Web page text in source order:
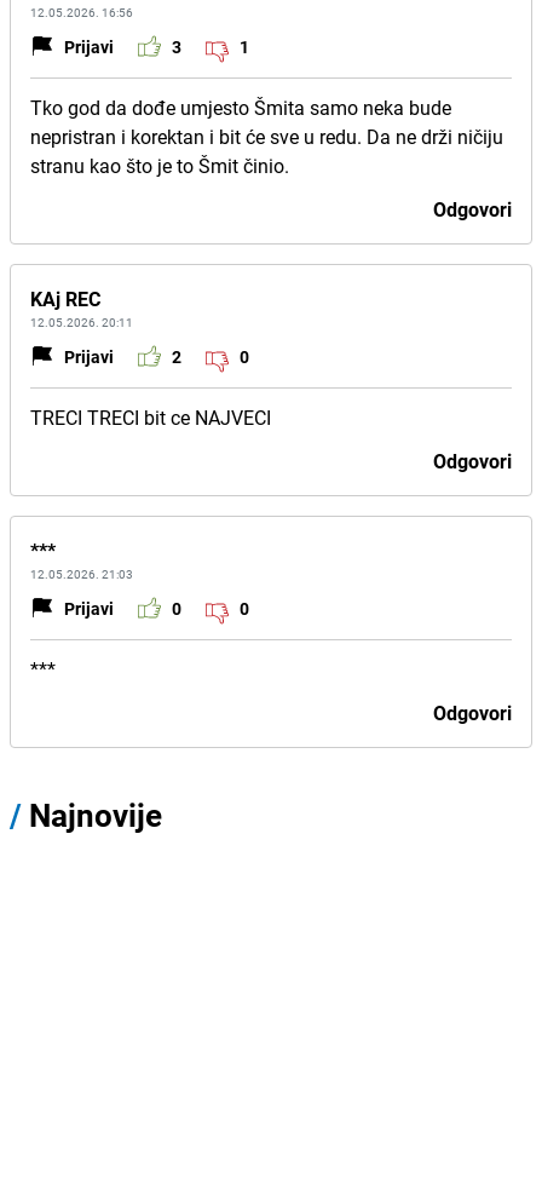
12.05.2026. 16:56
Prijavi 3 1
Tko god da dođe umjesto Šmita samo neka bude
nepristran i korektan i bit će sve u redu. Da ne drži ničiju
stranu kao što je to Šmit činio.
Odgovori
KAj REC
12.05.2026. 20:11
Prijavi 2 0
TRECI TRECI bit ce NAJVECI
Odgovori
***
12.05.2026. 21:03
Prijavi 0 0
***
Odgovori
/ Najnovije